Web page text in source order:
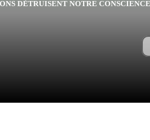
DÉTRUISENT NOTRE